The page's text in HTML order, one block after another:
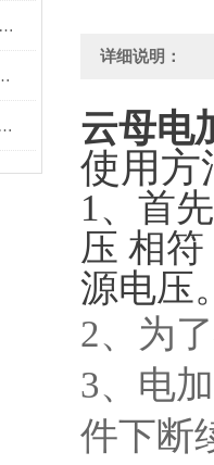
HRY2 220V护套式电加热器应用解读
和它的运用范围
BDR防爆电加热管的应用范围是尤为广泛的
详细说明：
云母电
使用方
1、首
压 相
源电压
2、为
3、电
件下断